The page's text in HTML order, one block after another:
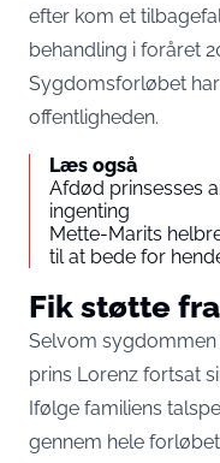
efter kom et
behandling i foråret
Sygdomsforløbet
offentligheden.
Læs også
Afdød prinsesses
ingenting
Mette-Marits
til at bede for
Fik støtte
Selvom
prins Lorenz fortsat
Ifølge familiens
gennem hele